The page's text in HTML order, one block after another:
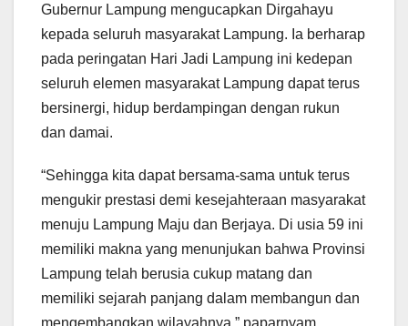
Gubernur Lampung mengucapkan Dirgahayu
kepada seluruh masyarakat Lampung. Ia berharap
pada peringatan Hari Jadi Lampung ini kedepan
seluruh elemen masyarakat Lampung dapat terus
bersinergi, hidup berdampingan dengan rukun
dan damai.
“Sehingga kita dapat bersama-sama untuk terus
mengukir prestasi demi kesejahteraan masyarakat
menuju Lampung Maju dan Berjaya. Di usia 59 ini
memiliki makna yang menunjukan bahwa Provinsi
Lampung telah berusia cukup matang dan
memiliki sejarah panjang dalam membangun dan
mengembangkan wilayahnya,” paparnyam